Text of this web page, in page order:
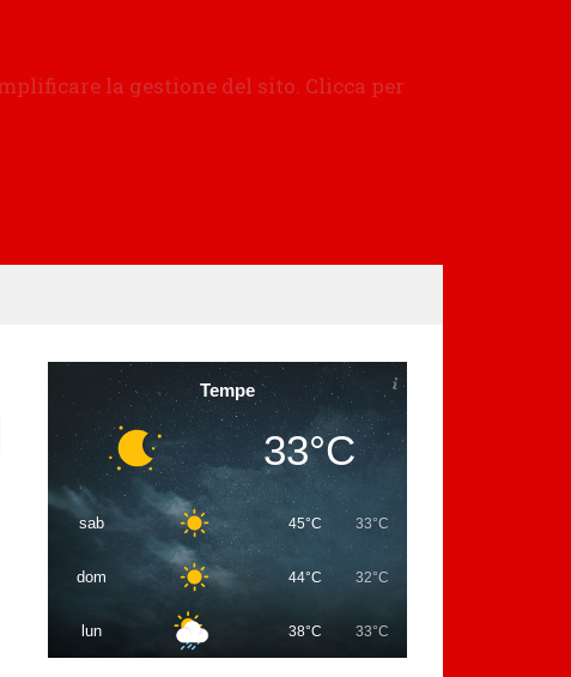
Tempe
33°C
sab 45°C 33°C
dom 44°C 32°C
lun 38°C 33°C